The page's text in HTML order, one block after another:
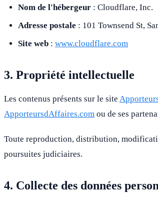
Nom de l'hébergeur : Cloudflare, Inc.
Adresse postale : 101 Townsend St,
Site web : www.cloudflare.com
3. Propriété intellectuelle
Les contenus présents sur le site
ApporteursdAffaires.com ou de ses
Toute reproduction, distribution,
poursuites judiciaires.
4. Collecte des données